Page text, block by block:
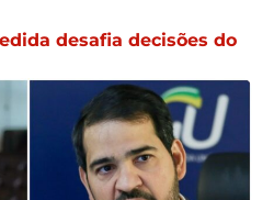
desafia decisões do